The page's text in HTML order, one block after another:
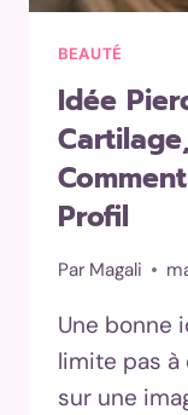
BEAUTÉ
Idée
Profil
Par Magali
Une bonne
limite pas
sur une